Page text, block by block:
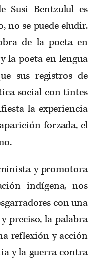
Susi Bentzulul es
no se puede eludir.
de la poeta en
la poeta en lengua
sus registros de
social con tintes
la experiencia
forzada, el
y promotora
indígena, nos
con una
preciso, la palabra
reflexión y acción
y la guerra contra